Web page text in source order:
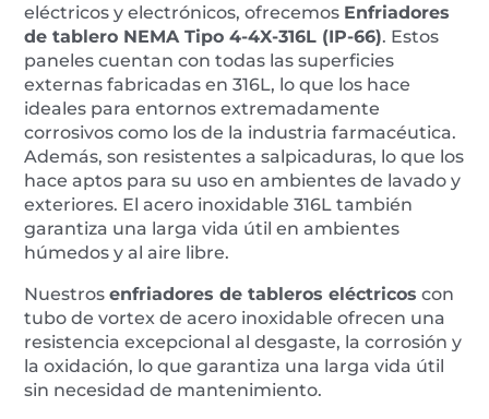
eléctricos y electrónicos, ofrecemos Enfriadores
de tablero NEMA Tipo 4-4X-316L (IP-66). Estos
paneles cuentan con todas las superficies
externas fabricadas en 316L, lo que los hace
ideales para entornos extremadamente
corrosivos como los de la industria farmacéutica.
Además, son resistentes a salpicaduras, lo que los
hace aptos para su uso en ambientes de lavado y
exteriores. El acero inoxidable 316L también
garantiza una larga vida útil en ambientes
húmedos y al aire libre.
Nuestrosenfriadores de tableros eléctricos con
tubo de vortex de acero inoxidable ofrecen una
resistencia excepcional al desgaste, la corrosión y
la oxidación, lo que garantiza una larga vida útil
sin necesidad de mantenimiento.